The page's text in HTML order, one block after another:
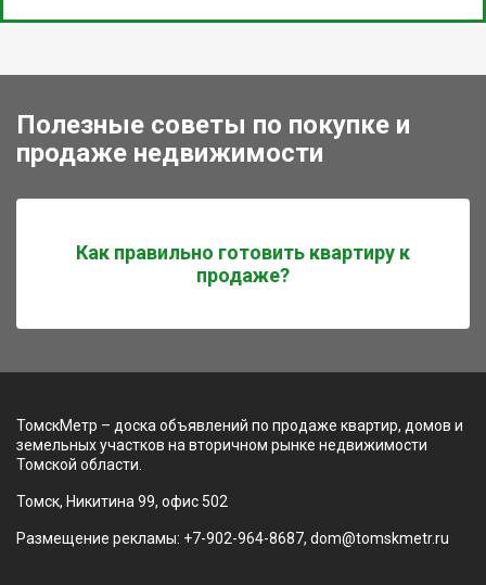
Полезные советы по покупке и
продаже недвижимости
Как правильно готовить квартиру к
продаже?
ТомскМетр – доска объявлений по продаже квартир, домов и
земельных участков на вторичном рынке недвижимости
Томской области.
Томск, Никитина 99, офис 502
Размещение рекламы: +7-902-964-8687, dom@tomskmetr.ru